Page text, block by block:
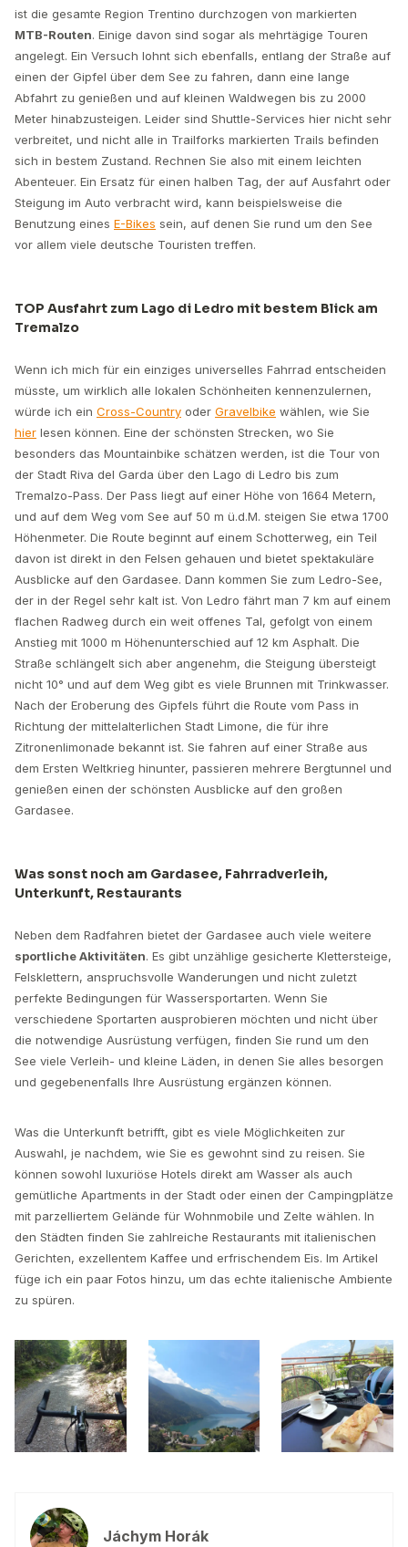
ist die gesamte Region Trentino durchzogen von markierten
MTB-Routen. Einige davon sind sogar als mehrtägige Touren
angelegt. Ein Versuch lohnt sich ebenfalls, entlang der Straße auf
einen der Gipfel über dem See zu fahren, dann eine lange
Abfahrt zu genießen und auf kleinen Waldwegen bis zu 2000
Meter hinabzusteigen. Leider sind Shuttle-Services hier nicht sehr
verbreitet, und nicht alle in Trailforks markierten Trails befinden
sich in bestem Zustand. Rechnen Sie also mit einem leichten
Abenteuer. Ein Ersatz für einen halben Tag, der auf Ausfahrt oder
Steigung im Auto verbracht wird, kann beispielsweise die
Benutzung eines E-Bikes sein, auf denen Sie rund um den See
vor allem viele deutsche Touristen treffen.
TOP Ausfahrt zum Lago di Ledro mit bestem Blick am
Tremalzo
Wenn ich mich für ein einziges universelles Fahrrad entscheiden
müsste, um wirklich alle lokalen Schönheiten kennenzulernen,
würde ich ein Cross-Country oder Gravelbike wählen, wie Sie
hier lesen können. Eine der schönsten Strecken, wo Sie
besonders das Mountainbike schätzen werden, ist die Tour von
der Stadt Riva del Garda über den Lago di Ledro bis zum
Tremalzo-Pass. Der Pass liegt auf einer Höhe von 1664 Metern,
und auf dem Weg vom See auf 50 m ü.d.M. steigen Sie etwa 1700
Höhenmeter. Die Route beginnt auf einem Schotterweg, ein Teil
davon ist direkt in den Felsen gehauen und bietet spektakuläre
Ausblicke auf den Gardasee. Dann kommen Sie zum Ledro-See,
der in der Regel sehr kalt ist. Von Ledro fährt man 7 km auf einem
flachen Radweg durch ein weit offenes Tal, gefolgt von einem
Anstieg mit 1000 m Höhenunterschied auf 12 km Asphalt. Die
Straße schlängelt sich aber angenehm, die Steigung übersteigt
nicht 10° und auf dem Weg gibt es viele Brunnen mit Trinkwasser.
Nach der Eroberung des Gipfels führt die Route vom Pass in
Richtung der mittelalterlichen Stadt Limone, die für ihre
Zitronenlimonade bekannt ist. Sie fahren auf einer Straße aus
dem Ersten Weltkrieg hinunter, passieren mehrere Bergtunnel und
genießen einen der schönsten Ausblicke auf den großen
Gardasee.
Was sonst noch am Gardasee, Fahrradverleih,
Unterkunft, Restaurants
Neben dem Radfahren bietet der Gardasee auch viele weitere
sportliche Aktivitäten. Es gibt unzählige gesicherte Klettersteige,
Felsklettern, anspruchsvolle Wanderungen und nicht zuletzt
perfekte Bedingungen für Wassersportarten. Wenn Sie
verschiedene Sportarten ausprobieren möchten und nicht über
die notwendige Ausrüstung verfügen, finden Sie rund um den
See viele Verleih- und kleine Läden, in denen Sie alles besorgen
und gegebenenfalls Ihre Ausrüstung ergänzen können.
Was die Unterkunft betrifft, gibt es viele Möglichkeiten zur
Auswahl, je nachdem, wie Sie es gewohnt sind zu reisen. Sie
können sowohl luxuriöse Hotels direkt am Wasser als auch
gemütliche Apartments in der Stadt oder einen der Campingplätze
mit parzelliertem Gelände für Wohnmobile und Zelte wählen. In
den Städten finden Sie zahlreiche Restaurants mit italienischen
Gerichten, exzellentem Kaffee und erfrischendem Eis. Im Artikel
füge ich ein paar Fotos hinzu, um das echte italienische Ambiente
zu spüren.
Jáchym Horák